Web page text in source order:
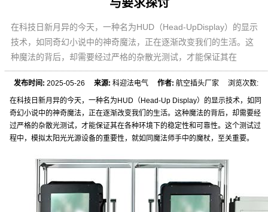
与要求探讨
在科技日新月异的今天，一种名为HUD（Head-UpDisplay）的显示
技术，如同奇幻小说中的神奇魔法，正在逐渐改变我们的生活。这
种魔法的背后，却需要经过严格的杂散光测试，才能保证其在
发布时间: 2025-05-26来源: 科迎法电气作者: 航空插头厂家 浏览次数:
在科技日新月异的今天，一种名为HUD（Head-Up Display）的显示技术，如同
奇幻小说中的神奇魔法，正在逐渐改变我们的生活。这种魔法的背后，却需要经
过严格的杂散光测试，才能保证其在各种环境下的稳定性和可靠性。这个测试过
程中，模拟太阳光光源设备的重要性，就如同魔法师手中的魔杖，至关重要。